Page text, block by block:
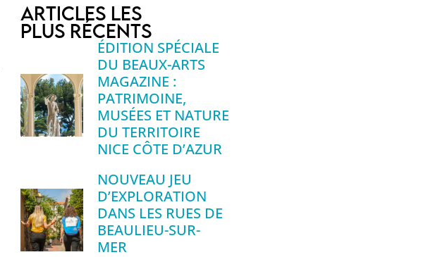
Articles les
plus récents
ÉDITION SPÉCIALE
DU BEAUX-ARTS
MAGAZINE :
PATRIMOINE,
MUSÉES ET NATURE
DU TERRITOIRE
NICE CÔTE D’AZUR
NOUVEAU JEU
D’EXPLORATION
DANS LES RUES DE
BEAULIEU-SUR-
MER